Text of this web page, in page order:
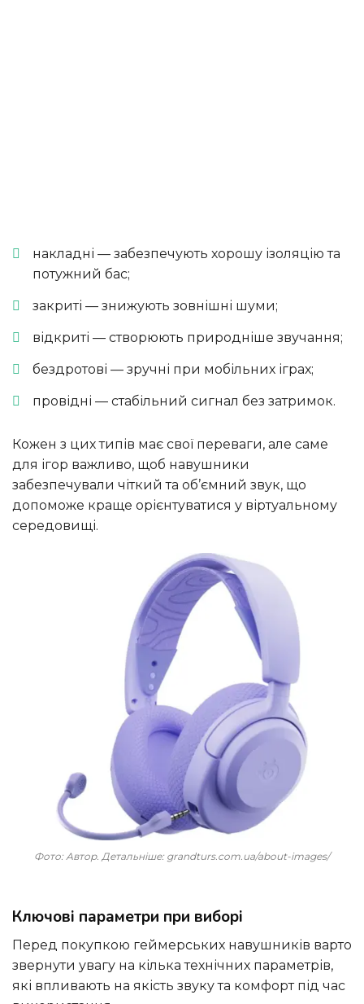
накладні — забезпечують хорошу ізоляцію та
потужний бас;
закриті — знижують зовнішні шуми;
відкриті — створюють природніше звучання;
бездротові — зручні при мобільних іграх;
провідні — стабільний сигнал без затримок.
Кожен з цих типів має свої переваги, але саме
для ігор важливо, щоб навушники
забезпечували чіткий та об’ємний звук, що
допоможе краще орієнтуватися у віртуальному
середовищі.
Фото: Автор. Детальніше: grandturs.com.ua/about-images/
Ключові параметри при виборі
Перед покупкою геймерських навушників варто
звернути увагу на кілька технічних параметрів,
які впливають на якість звуку та комфорт під час